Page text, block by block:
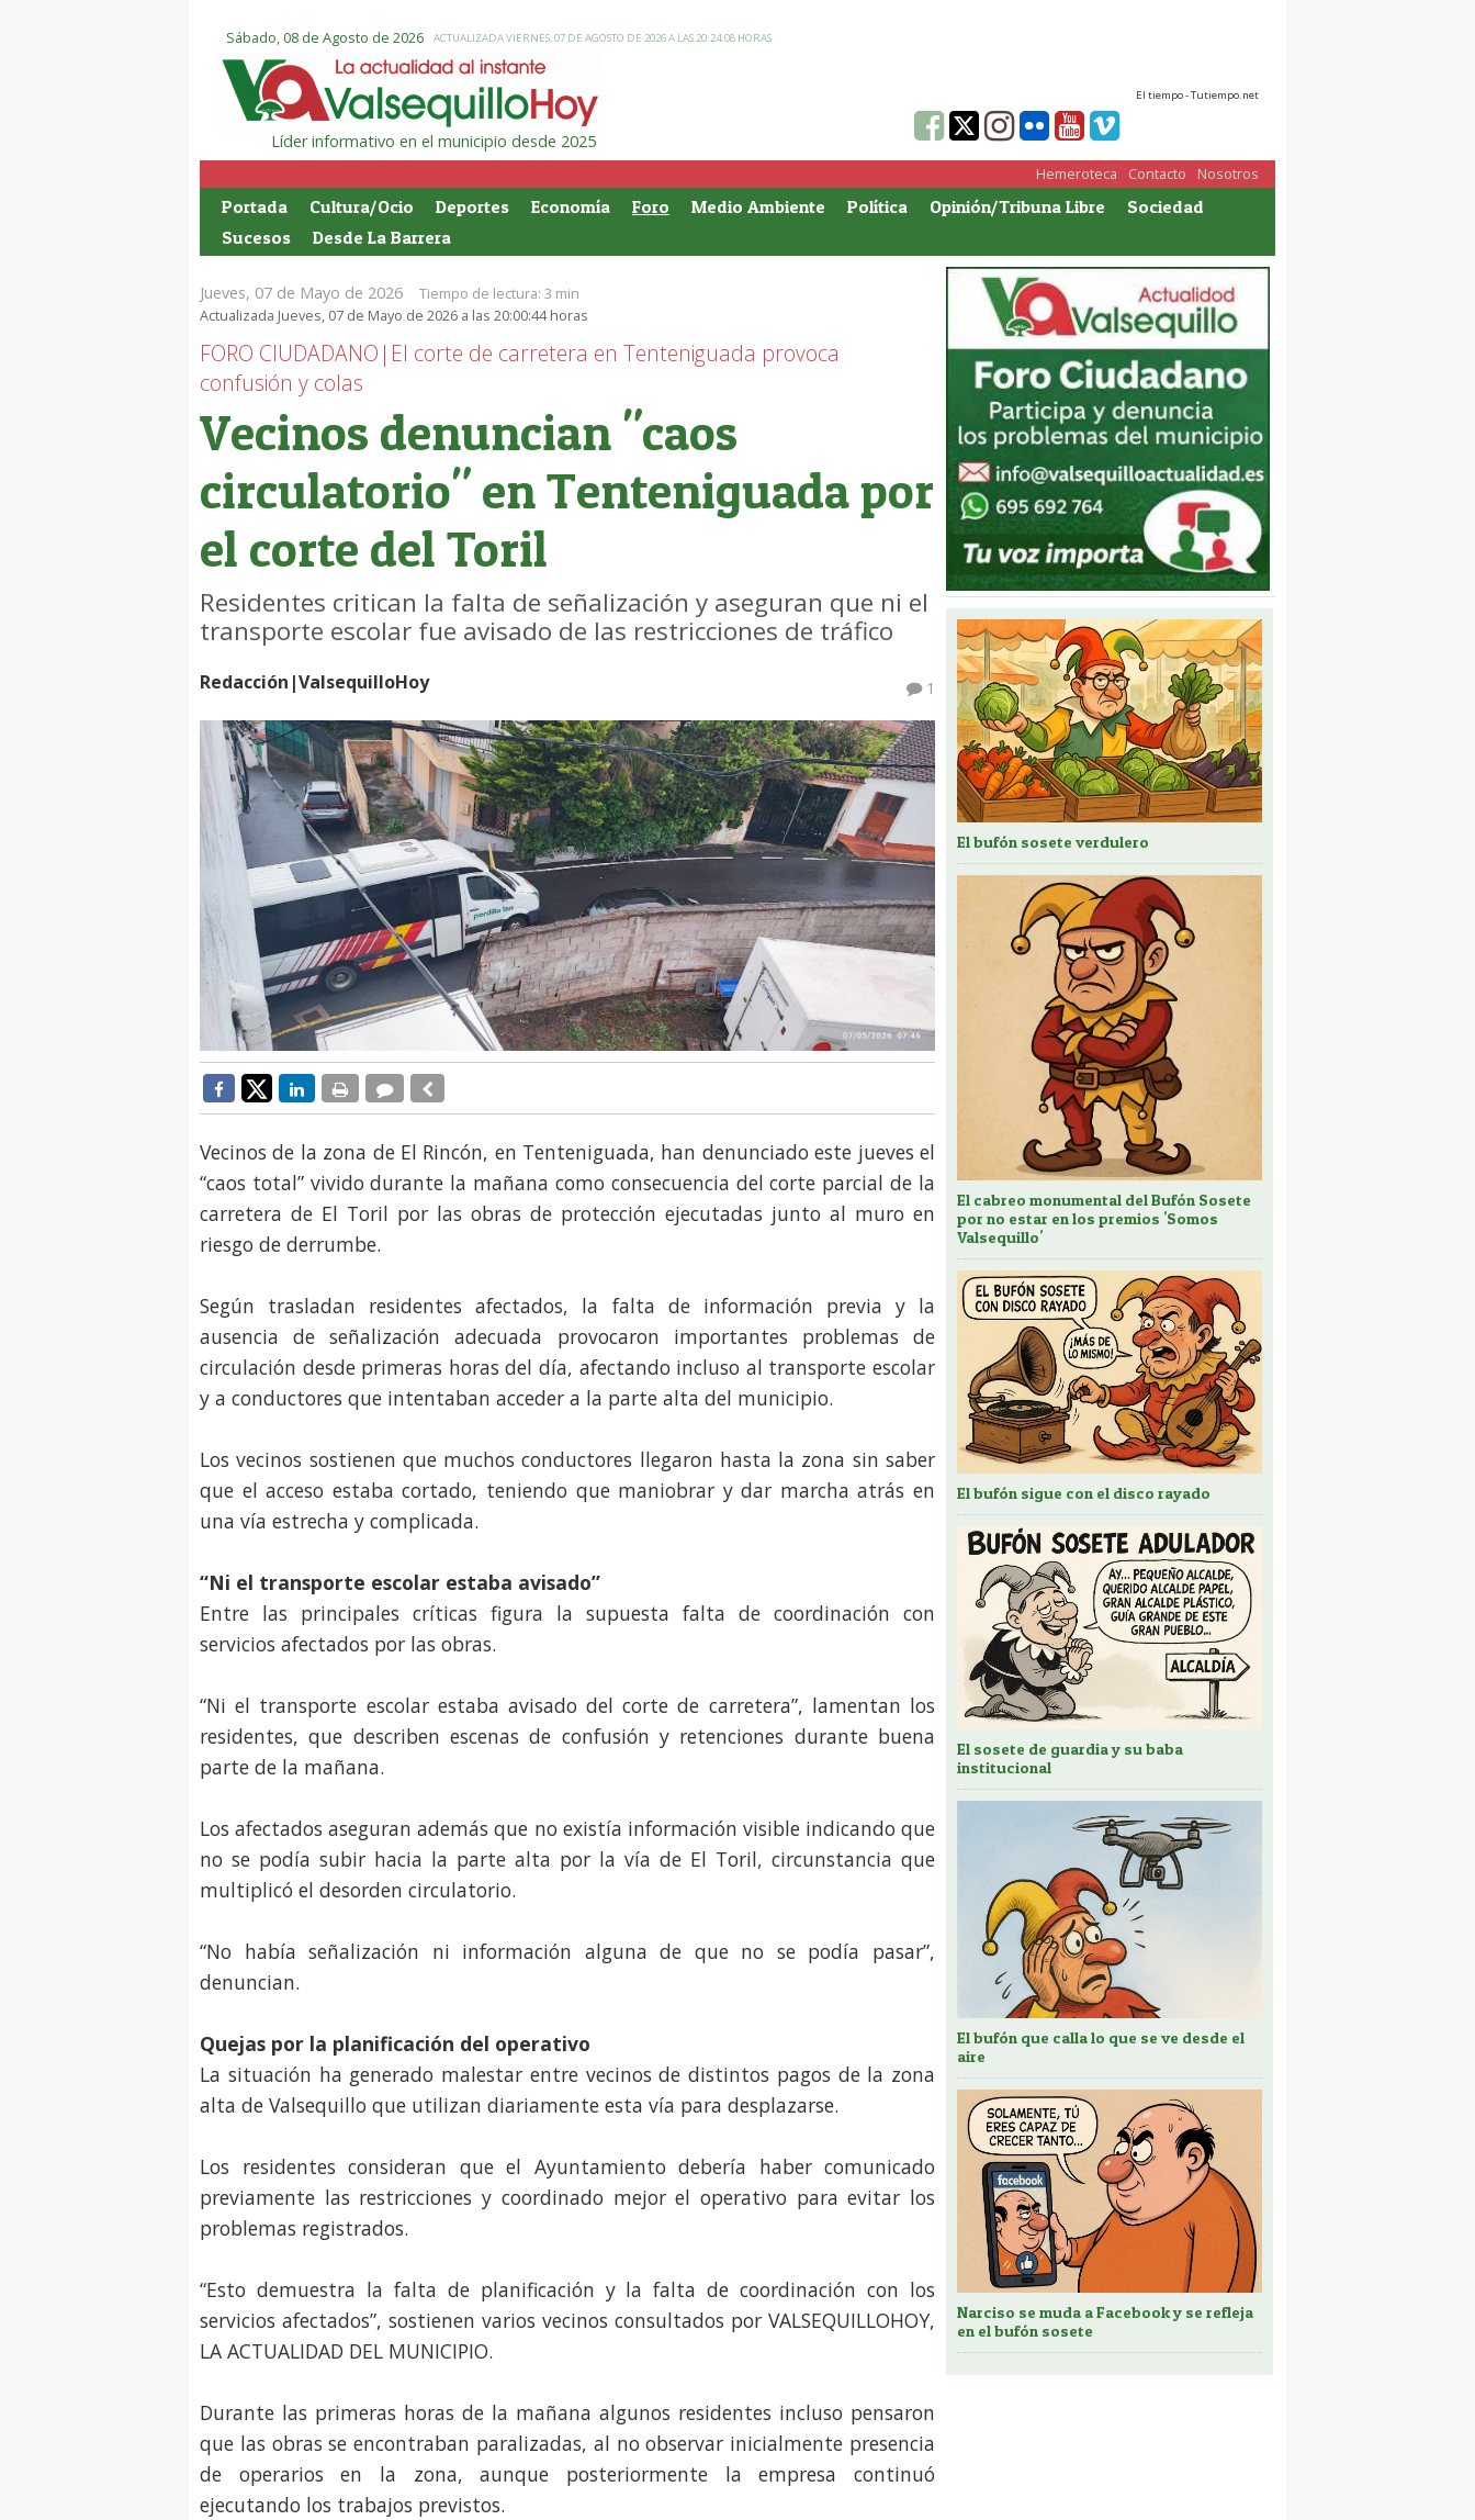
Sábado, 08 de Agosto de 2026 ACTUALIZADA VIERNES, 07 DE AGOSTO DE 2026 A LAS 20:24:08 HORAS
Líder informativo en el municipio desde 2025
El tiempo - Tutiempo.net
Nosotros
Contacto
Hemeroteca
Portada Cultura/Ocio Deportes Economía Foro Medio Ambiente Política Opinión/Tribuna Libre
Sociedad
Sucesos
Desde La Barrera
Jueves, 07 de Mayo de 2026 Tiempo de lectura: 3 min
Actualizada Jueves, 07 de Mayo de 2026 a las 20:00:44 horas
FORO CIUDADANO|El corte de carretera en Tenteniguada provoca
confusión y colas
Vecinos denuncian "caos
circulatorio" en Tenteniguada por
el corte del Toril
Residentes critican la falta de señalización y aseguran que ni el
transporte escolar fue avisado de las restricciones de tráfico
Redacción|ValsequilloHoy 1
Vecinos de la zona de El Rincón, en Tenteniguada, han denunciado este jueves el
“caos total” vivido durante la mañana como consecuencia del corte parcial de la
carretera de El Toril por las obras de protección ejecutadas junto al muro en
riesgo de derrumbe.
Según trasladan residentes afectados, la falta de información previa y la
ausencia de señalización adecuada provocaron importantes problemas de
circulación desde primeras horas del día, afectando incluso al transporte escolar
y a conductores que intentaban acceder a la parte alta del municipio.
Los vecinos sostienen que muchos conductores llegaron hasta la zona sin saber
que el acceso estaba cortado, teniendo que maniobrar y dar marcha atrás en
una vía estrecha y complicada.
“Ni el transporte escolar estaba avisado”
Entre las principales críticas figura la supuesta falta de coordinación con
servicios afectados por las obras.
“Ni el transporte escolar estaba avisado del corte de carretera”, lamentan los
residentes, que describen escenas de confusión y retenciones durante buena
parte de la mañana.
Los afectados aseguran además que no existía información visible indicando que
no se podía subir hacia la parte alta por la vía de El Toril, circunstancia que
multiplicó el desorden circulatorio.
“No había señalización ni información alguna de que no se podía pasar”,
denuncian.
Quejas por la planificación del operativo
La situación ha generado malestar entre vecinos de distintos pagos de la zona
alta de Valsequillo que utilizan diariamente esta vía para desplazarse.
Los residentes consideran que el Ayuntamiento debería haber comunicado
previamente las restricciones y coordinado mejor el operativo para evitar los
problemas registrados.
“Esto demuestra la falta de planificación y la falta de coordinación con los
servicios afectados”, sostienen varios vecinos consultados por VALSEQUILLOHOY,
LA ACTUALIDAD DEL MUNICIPIO.
Durante las primeras horas de la mañana algunos residentes incluso pensaron
que las obras se encontraban paralizadas, al no observar inicialmente presencia
de operarios en la zona, aunque posteriormente la empresa continuó
ejecutando los trabajos previstos.
El bufón sosete verdulero
El cabreo monumental del Bufón Sosete
por no estar en los premios 'Somos
Valsequillo'
El bufón sigue con el disco rayado
El sosete de guardia y su baba
institucional
El bufón que calla lo que se ve desde el
aire
Narciso se muda a Facebook y se refleja
en el bufón sosete